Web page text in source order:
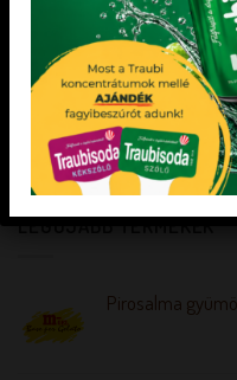
terméket Ön elfogadja és vállalja a
meleg okozta lehetséges
állapotváltozásokat.
KEDVENCEM!
LEGÚJABB TERMÉKEK
Pirosalma